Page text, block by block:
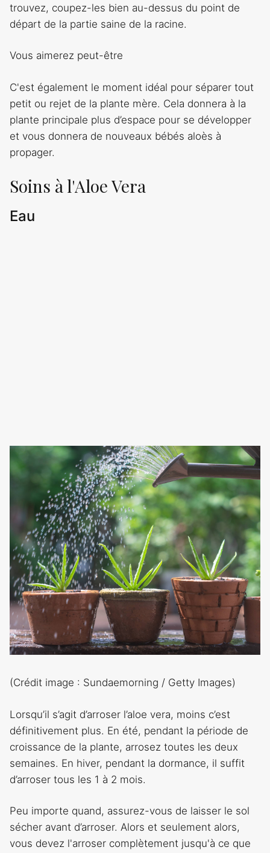
trouvez, coupez-les bien au-dessus du point de
départ de la partie saine de la racine.
Vous aimerez peut-être
C'est également le moment idéal pour séparer tout
petit ou rejet de la plante mère. Cela donnera à la
plante principale plus d’espace pour se développer
et vous donnera de nouveaux bébés aloès à
propager.
Soins à l'Aloe Vera
Eau
(Crédit image : Sundaemorning / Getty Images)
Lorsqu’il s’agit d’arroser l’aloe vera, moins c’est
définitivement plus. En été, pendant la période de
croissance de la plante, arrosez toutes les deux
semaines. En hiver, pendant la dormance, il suffit
d’arroser tous les 1 à 2 mois.
Peu importe quand, assurez-vous de laisser le sol
sécher avant d’arroser. Alors et seulement alors,
vous devez l'arroser complètement jusqu'à ce que